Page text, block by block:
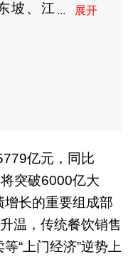
坡、江
亿元，同比
突破6000亿大
长的重要组成部
温，传统餐饮销售
“上门经济”逆势上